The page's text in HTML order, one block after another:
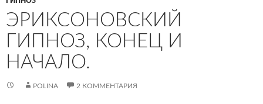
ЭРИКСОНОВСКИЙ
ГИПНОЗ, КОНЕЦ И
НАЧАЛО.
POLINA 2 КОММЕНТАРИЯ